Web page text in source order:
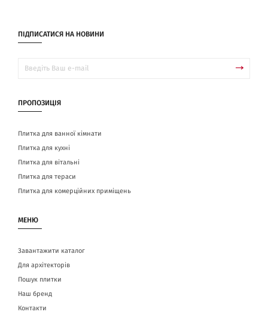
ПІДПИСАТИСЯ НА НОВИНИ
ПРОПОЗИЦІЯ
Плитка для ванної кімнати
Плитка для кухні
Плитка для вітальні
Плитка для тераси
Плитка для комерційних приміщень
МЕНЮ
Завантажити каталог
Для архітекторів
Пошук плитки
Наш бренд
Контакти